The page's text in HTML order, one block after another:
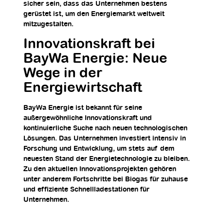
sicher sein, dass das Unternehmen bestens
gerüstet ist, um den Energiemarkt weltweit
mitzugestalten.
Innovationskraft bei
BayWa Energie: Neue
Wege in der
Energiewirtschaft
BayWa Energie ist bekannt für seine
außergewöhnliche Innovationskraft und
kontinuierliche Suche nach neuen technologischen
Lösungen. Das Unternehmen investiert intensiv in
Forschung und Entwicklung, um stets auf dem
neuesten Stand der Energietechnologie zu bleiben.
Zu den aktuellen Innovationsprojekten gehören
unter anderem Fortschritte bei Biogas für zuhause
und effiziente Schnellladestationen für
Unternehmen.